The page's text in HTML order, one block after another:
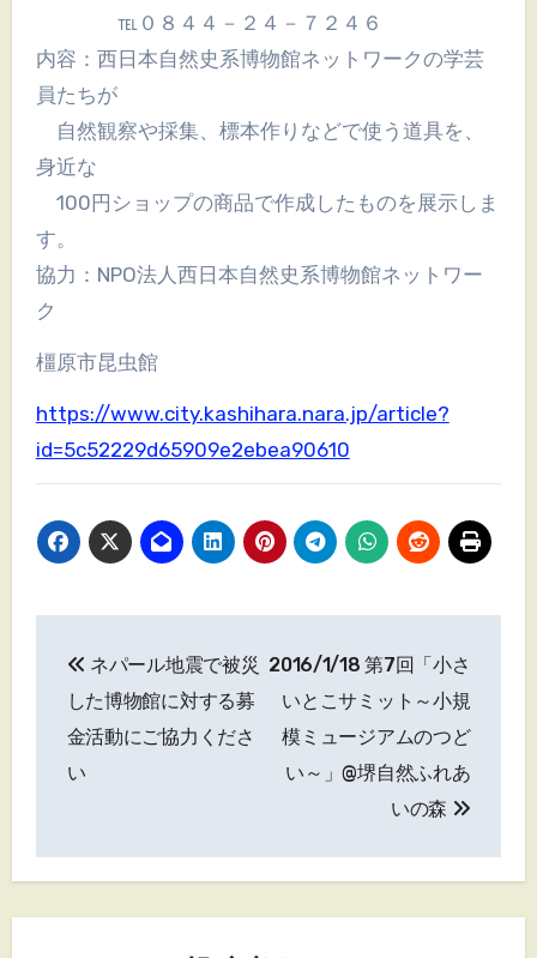
℡０８４４－２４－７２４６
内容：西日本自然史系博物館ネットワークの学芸
員たちが
自然観察や採集、標本作りなどで使う道具を、
身近な
100円ショップの商品で作成したものを展示しま
す。
協力：NPO法人西日本自然史系博物館ネットワー
ク
橿原市昆虫館
https://www.city.kashihara.nara.jp/article?
id=5c52229d65909e2ebea90610
稿
ナ
ビ
ー
ネパール地震で被災
した博物館に対する募
金活動にご協力くださ
い
2016/1/18 第7回「小さ
いとこサミット～小規
模ミュージアムのつど
い～」@堺自然ふれあ
いの森